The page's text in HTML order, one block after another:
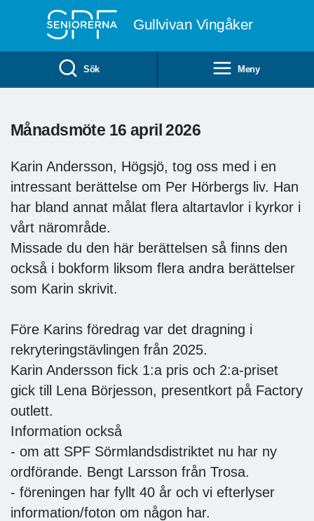
Gullvivan Vingåker
Sök Meny
Månadsmöte 16 april 2026
Karin Andersson, Högsjö, tog oss med i en
intressant berättelse om Per Hörbergs liv. Han
har bland annat målat flera altartavlor i kyrkor i
vårt närområde.
Missade du den här berättelsen så finns den
också i bokform liksom flera andra berättelser
som Karin skrivit.
Före Karins föredrag var det dragning i
rekryteringstävlingen från 2025.
Karin Andersson fick 1:a pris och 2:a-priset
gick till Lena Börjesson, presentkort på Factory
outlett.
Information också
- om att SPF Sörmlandsdistriktet nu har ny
ordförande. Bengt Larsson från Trosa.
- föreningen har fyllt 40 år och vi efterlyser
information/foton om någon har.